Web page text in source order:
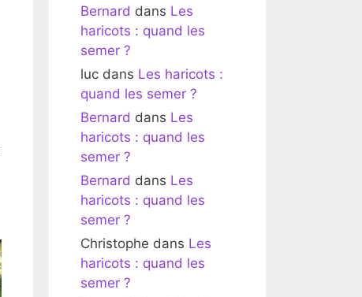
Bernard dans Les
haricots : quand les
semer ?
luc dans Les haricots :
quand les semer ?
Bernard dans Les
haricots : quand les
semer ?
Bernard dans Les
haricots : quand les
semer ?
Christophe dans Les
haricots : quand les
semer ?